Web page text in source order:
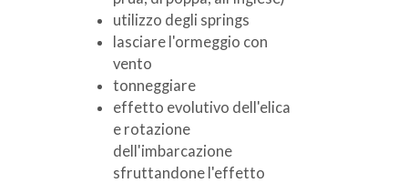
utilizzo degli springs
lasciare l'ormeggio con
vento
tonneggiare
effetto evolutivo dell'elica
e rotazione
dell'imbarcazione
sfruttandone l'effetto